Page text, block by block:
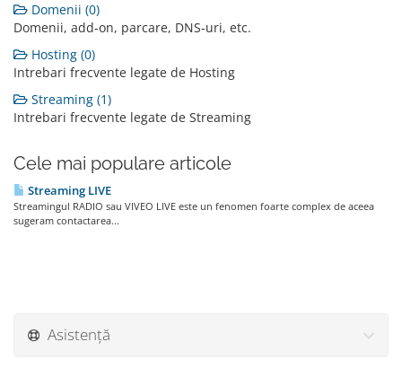
Domenii (0)
Domenii, add-on, parcare, DNS-uri, etc.
Hosting (0)
Intrebari frecvente legate de Hosting
Streaming (1)
Intrebari frecvente legate de Streaming
Cele mai populare articole
Streaming LIVE
Streamingul RADIO sau VIVEO LIVE este un fenomen foarte complex de aceea
sugeram contactarea...
Asistență